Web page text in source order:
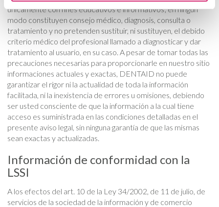
únicamente con fines educativos e informativos; en ningún
modo constituyen consejo médico, diagnosis, consulta o
tratamiento y no pretenden sustituir, ni sustituyen, el debido
criterio médico del profesional llamado a diagnosticar y dar
tratamiento al usuario, en su caso. A pesar de tomar todas las
precauciones necesarias para proporcionarle en nuestro sitio
informaciones actuales y exactas, DENTAID no puede
garantizar el rigor ni la actualidad de toda la información
facilitada, ni la inexistencia de errores u omisiones, debiendo
ser usted consciente de que la información a la cual tiene
acceso es suministrada en las condiciones detalladas en el
presente aviso legal, sin ninguna garantía de que las mismas
sean exactas y actualizadas.
Información de conformidad con la
LSSI
A los efectos del art. 10 de la Ley 34/2002, de 11 de julio, de
servicios de la sociedad de la información y de comercio